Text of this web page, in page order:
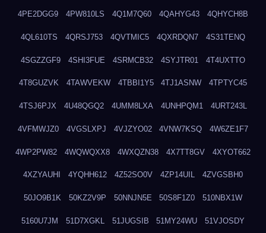
4PE2DGG9 4PW810LS 4Q1M7Q60 4QAHYG43 4QHYCH8B
4QL610TS 4QRSJ753 4QVTMIC5 4QXRDQN7 4S31TENQ
4SGZZGF9 4SHI3FUE 4SRMCB32 4SYJTR01 4T4UXTTO
4T8GUZVK 4TAWVEKW 4TBBI1Y5 4TJ1ASNW 4TPTYC45
4TSJ6PJX 4U48QGQ2 4UMM8LXA 4UNHPQM1 4URT243L
4VFMWJZ0 4VGSLXPJ 4VJZYO02 4VNW7KSQ 4W6ZE1F7
4WP2PW82 4WQWQXX8 4WXQZN38 4X7TT8GV 4XYOT662
4XZYAUHI 4YQHH612 4Z52SO0V 4ZP14UIL 4ZVGSBH0
50JO9B1K 50KZ2V9P 50NNJN5E 50S8F1Z0 510NBX1W
5160U7JM 51D7XGKL 51JUGSIB 51MY24WU 51VJOSDY